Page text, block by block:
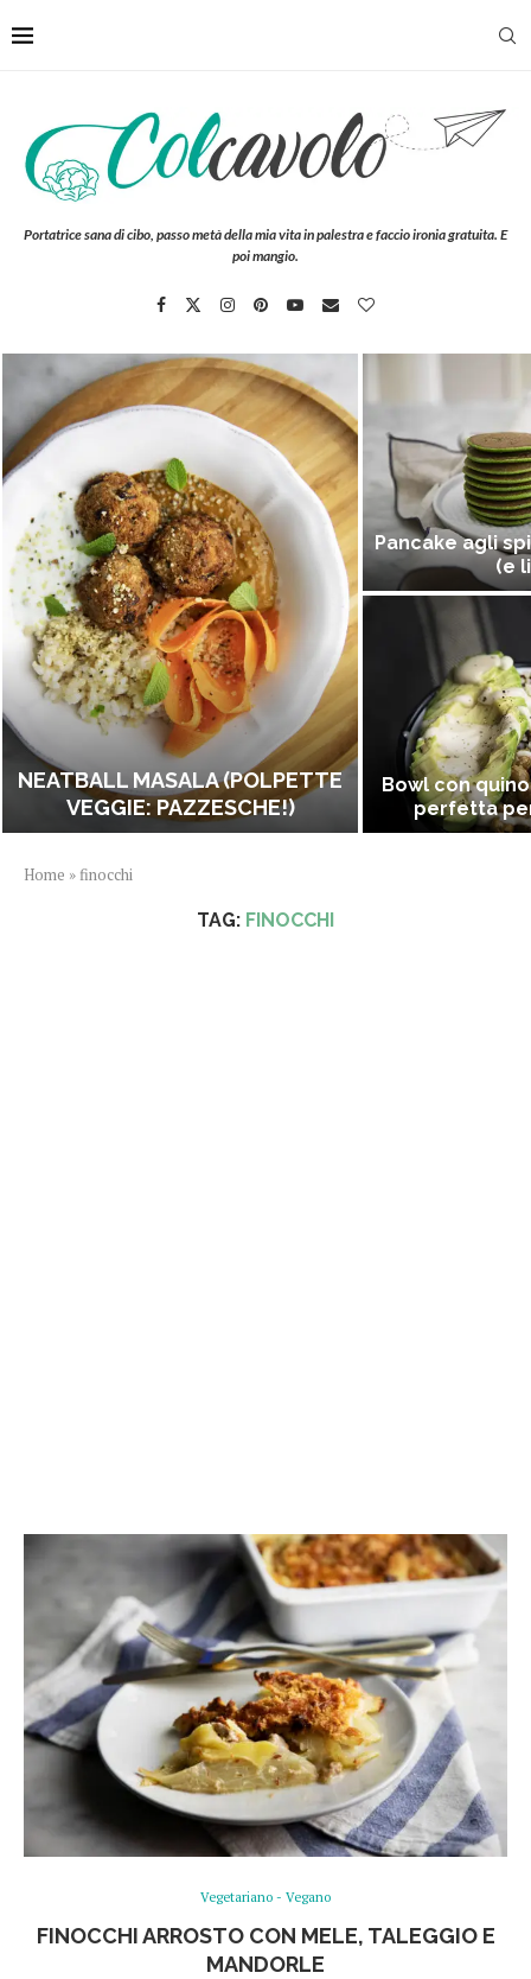
Portatrice sana di cibo, passo metà della mia vita in palestra e faccio ironia gratuita. E
poi mangio.
NEATBALL MASALA (POLPETTE
VEGGIE: PAZZESCHE!)
Pancake agli
(e
Bowl con
perfetta
Home » finocchi
TAG: FINOCCHI
Vegetariano - Vegano
FINOCCHI ARROSTO CON MELE, TALEGGIO E
MANDORLE